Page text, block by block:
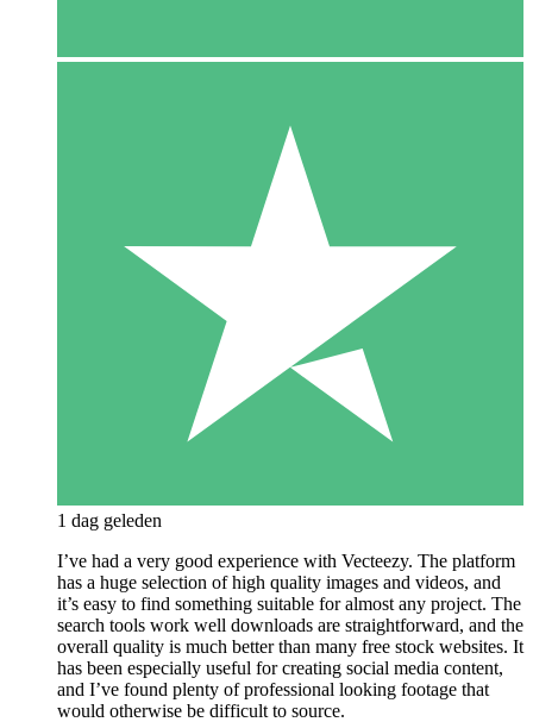
1 dag geleden
I’ve had a very good experience with Vecteezy. The platform
has a huge selection of high quality images and videos, and
it’s easy to find something suitable for almost any project. The
search tools work well downloads are straightforward, and the
overall quality is much better than many free stock websites. It
has been especially useful for creating social media content,
and I’ve found plenty of professional looking footage that
would otherwise be difficult to source.